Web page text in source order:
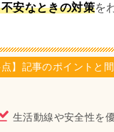
不安なときの対策を
点】記事のポイントと
生活動線や安全性を